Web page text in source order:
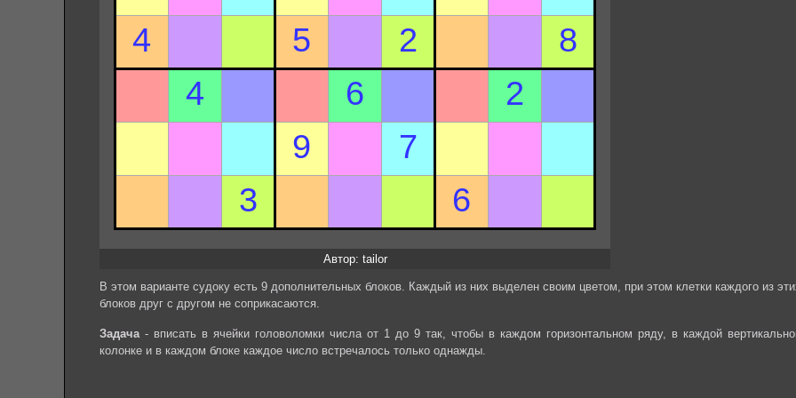
Автор: tailor
В этом варианте судоку есть 9 дополнительных блоков. Каждый из них выделен своим цветом, при этом клетки каждого из
блоков друг с другом не соприкасаются.
Задача- вписать в ячейки головоломки числа от 1 до 9 так, чтобы в каждом горизонтальном ряду, в каждой
колонке и в каждом блоке каждое число встречалось только однажды.